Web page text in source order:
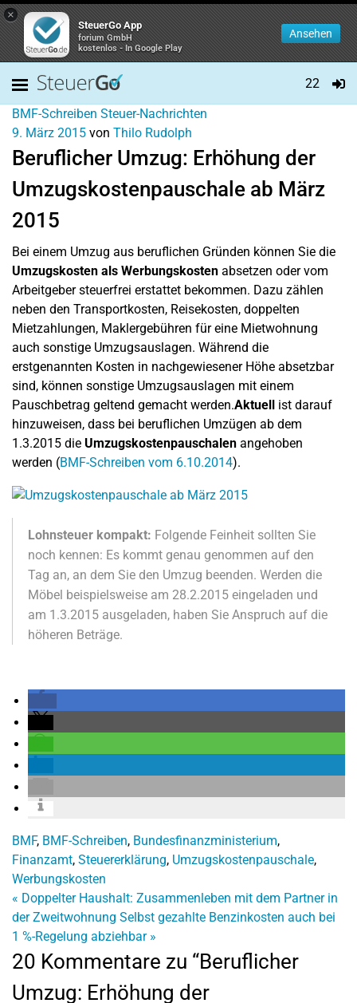
×
SteuerGo App
forium GmbH
kostenlos - In Google Play
Ansehen
22
BMF-Schreiben Steuer-Nachrichten
9. März 2015 von Thilo Rudolph
Beruflicher Umzug: Erhöhung der
Umzugskostenpauschale ab März
2015
Bei einem Umzug aus beruflichen Gründen können Sie die
Umzugskosten als Werbungskosten absetzen oder vom
Arbeitgeber steuerfrei erstattet bekommen. Dazu zählen
neben den Transportkosten, Reisekosten, doppelten
Mietzahlungen, Maklergebühren für eine Mietwohnung
auch sonstige Umzugsauslagen. Während die
erstgenannten Kosten in nachgewiesener Höhe absetzbar
sind, können sonstige Umzugsauslagen mit einem
Pauschbetrag geltend gemacht werden.Aktuell ist darauf
hinzuweisen, dass bei beruflichen Umzügen ab dem
1.3.2015 die Umzugskostenpauschalen angehoben
werden (BMF-Schreiben vom 6.10.2014).
Lohnsteuer kompakt: Folgende Feinheit sollten Sie
noch kennen: Es kommt genau genommen auf den
Tag an, an dem Sie den Umzug beenden. Werden die
Möbel beispielsweise am 28.2.2015 eingeladen und
am 1.3.2015 ausgeladen, haben Sie Anspruch auf die
höheren Beträge.
BMF, BMF-Schreiben, Bundesfinanzministerium,
Finanzamt, Steuererklärung, Umzugskostenpauschale,
Werbungskosten
« Doppelter Haushalt: Zusammenleben mit dem Partner in
der Zweitwohnung Selbst gezahlte Benzinkosten auch bei
1 %-Regelung abziehbar »
20 Kommentare zu “Beruflicher
Umzug: Erhöhung der